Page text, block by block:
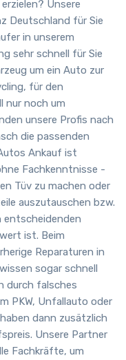
Unsere
Deutschland für Sie
in unserem
sehr schnell für Sie
um ein Auto zur
für den
nur noch um
unsere Profis nach
die passenden
Ankauf ist
Fachkenntnisse -
Tüv zu machen oder
auszutauschen bzw.
entscheidenden
ist. Beim
Reparaturen in
sogar schnell
durch falsches
PKW, Unfallauto oder
dann zusätzlich
Unsere Partner
Fachkräfte, um